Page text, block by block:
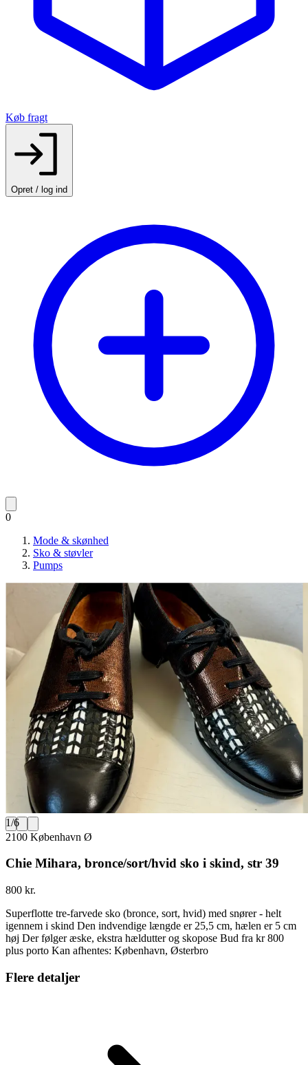
Køb fragt
Opret / log ind
0
Mode & skønhed
Sko & støvler
Pumps
1/6
2100 København Ø
Chie Mihara, bronce/sort/hvid sko i skind, str 39
800 kr.
Superflotte tre-farvede sko (bronce, sort, hvid) med snører - helt
igennem i skind Den indvendige længde er 25,5 cm, hælen er 5 cm
høj Der følger æske, ekstra hældutter og skopose Bud fra kr 800
plus porto Kan afhentes: København, Østerbro
Flere detaljer